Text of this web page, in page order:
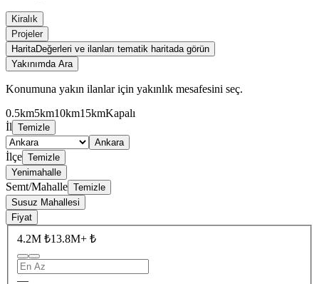
Kiralık
Projeler
HaritaDeğerleri ve ilanları tematik haritada görün
Yakınımda Ara
Konumuna yakın ilanlar için yakınlık mesafesini seç.
0.5km5km10km15kmKapalı
İl Temizle
Ankara
İlçe Temizle
Yenimahalle
Semt/Mahalle Temizle
Susuz Mahallesi
Fiyat
4.2M ₺13.8M+ ₺
—